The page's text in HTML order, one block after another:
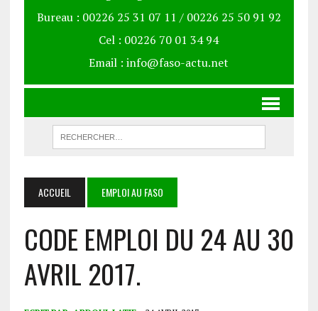
Bureau : 00226 25 31 07 11 / 00226 25 50 91 92
Cel : 00226 70 01 34 94
Email : info@faso-actu.net
ACCUEIL EMPLOI AU FASO
CODE EMPLOI DU 24 AU 30
AVRIL 2017.